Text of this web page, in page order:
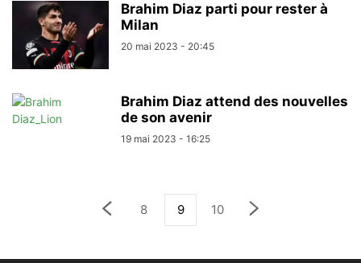
Brahim Diaz parti pour rester à
Milan
20 mai 2023 - 20:45
Brahim Diaz attend des nouvelles
de son avenir
19 mai 2023 - 16:25
8 9 10